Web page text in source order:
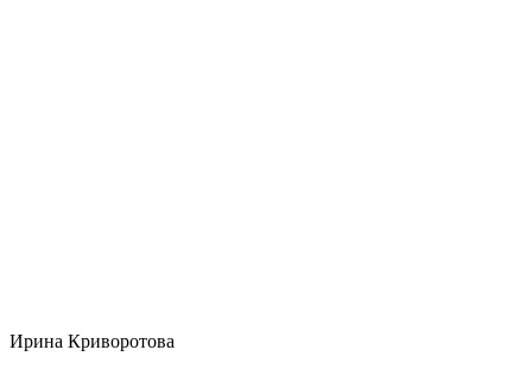
Ирина Криворотова